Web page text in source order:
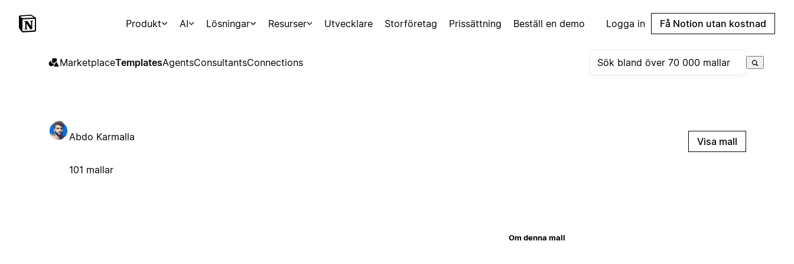
Produkt AI Lösningar Resurser Utvecklare Storföretag Prissättning Beställ en demo Logga in Få Notion utan kostnad
MarketplaceTemplatesAgentsConsultantsConnections
Abdo Karmalla
101 mallar
Visa mall
Om denna mall